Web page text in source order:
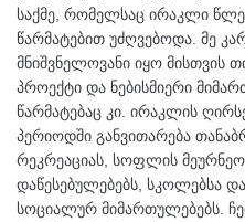
საქმე, რომელსაც ირაკლი
წარმატებით უძღვებოდა. მე
მნიშვნელოვანი იყო
პროექტი და ნებისმიერი
წარმატებაც კი. ირაკლის
პერიოდში განვითარება
რეკრეაციას, სოფლის
დაწესებულებებს, სკოლებსა
სოციალურ მიმართულებებს.